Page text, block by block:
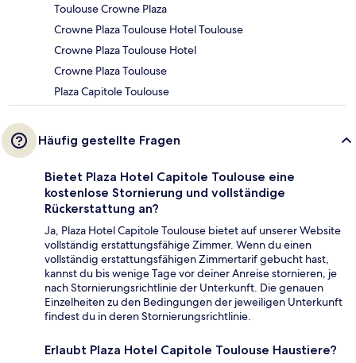
Toulouse Crowne Plaza
Crowne Plaza Toulouse Hotel Toulouse
Crowne Plaza Toulouse Hotel
Crowne Plaza Toulouse
Plaza Capitole Toulouse
Häufig gestellte Fragen
Bietet Plaza Hotel Capitole Toulouse eine
kostenlose Stornierung und vollständige
Rückerstattung an?
Ja, Plaza Hotel Capitole Toulouse bietet auf unserer Website
vollständig erstattungsfähige Zimmer. Wenn du einen
vollständig erstattungsfähigen Zimmertarif gebucht hast,
kannst du bis wenige Tage vor deiner Anreise stornieren, je
nach Stornierungsrichtlinie der Unterkunft. Die genauen
Einzelheiten zu den Bedingungen der jeweiligen Unterkunft
findest du in deren Stornierungsrichtlinie.
Erlaubt Plaza Hotel Capitole Toulouse Haustiere?